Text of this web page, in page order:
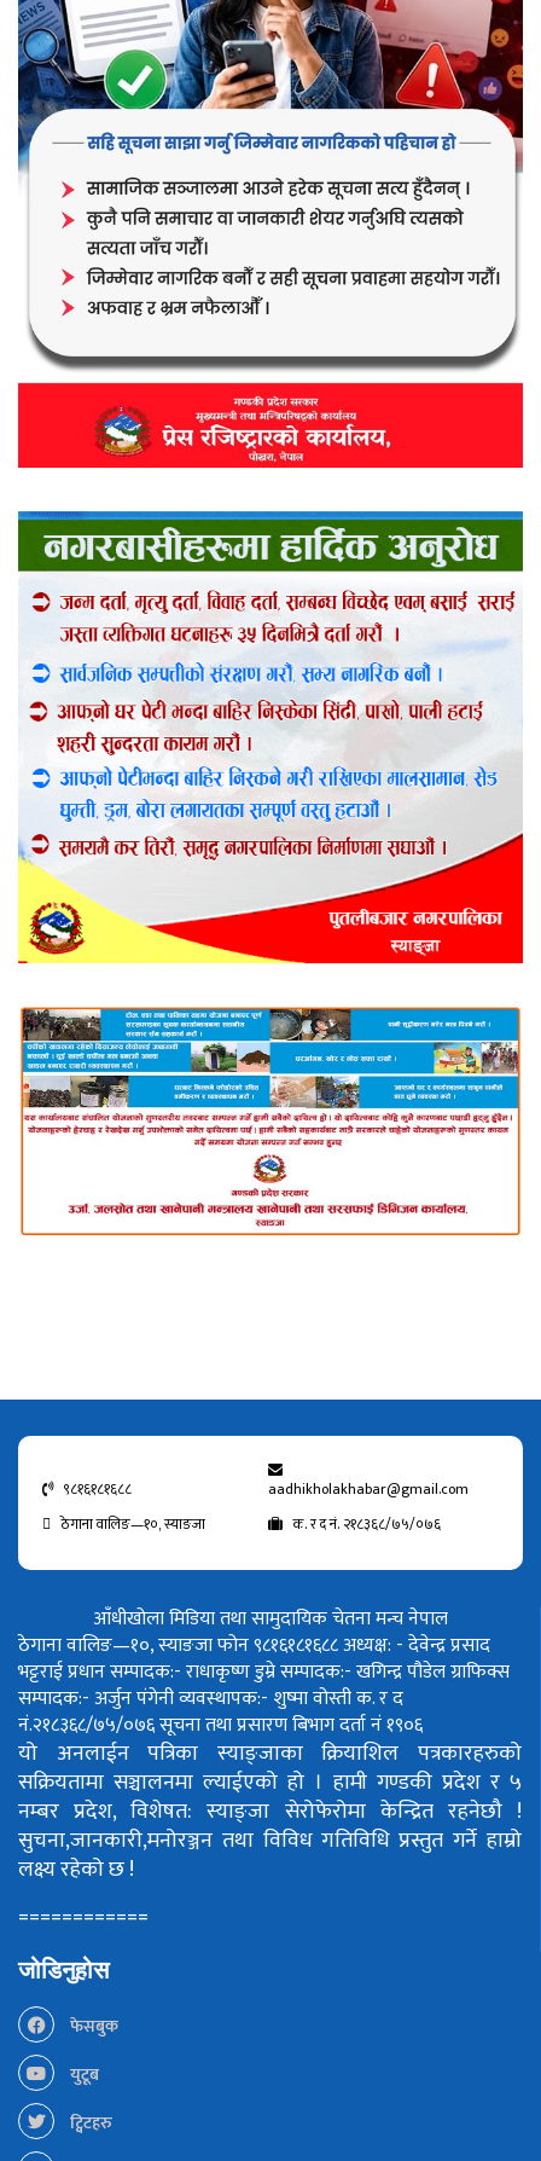
९८१६१८१६८८
aadhikholakhabar@gmail.com
ठेगाना वालिङ—१०, स्याङजा
क. र द नं. २१८३६८/७५/०७६
आँधीखोला मिडिया तथा सामुदायिक चेतना मन्च नेपाल
ठेगाना वालिङ—१०, स्याङजा फोन ९८१६१८१६८८अध्यक्ष: - देवेन्द्र प्रसाद
भट्टराईप्रधान सम्पादक:- राधाकृष्ण डुम्रेसम्पादक:- खगिन्द्र पौडेलग्राफिक्स
सम्पादक:- अर्जुन पंगेनीव्यवस्थापक:- शुष्मा वोस्तीक. र द
नं.२१८३६८/७५/०७६सूचना तथा प्रसारण बिभाग दर्ता नं १९०६
यो अनलाईन पत्रिका स्याङ्जाका क्रियाशिल पत्रकारहरुको
सक्रियतामा सञ्चालनमा ल्याईएको हो । हामी गण्डकी प्रदेश र ५
नम्बर प्रदेश, विशेषत: स्याङ्जा सेरोफेरोमा केन्द्रित रहनेछौ !
सुचना,जानकारी,मनोरञ्जन तथा विविध गतिविधि प्रस्तुत गर्ने हाम्रो
लक्ष्य रहेको छ !
============
जोडिनुहोस
फेसबुक
युटूब
ट्विटहरु